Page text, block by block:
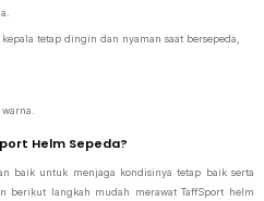
tetap dingin dan nyaman saat bersepeda,
Helm Sepeda?
baik untuk menjaga kondisinya tetap baik serta
berikut langkah mudah merawat TaffSport helm